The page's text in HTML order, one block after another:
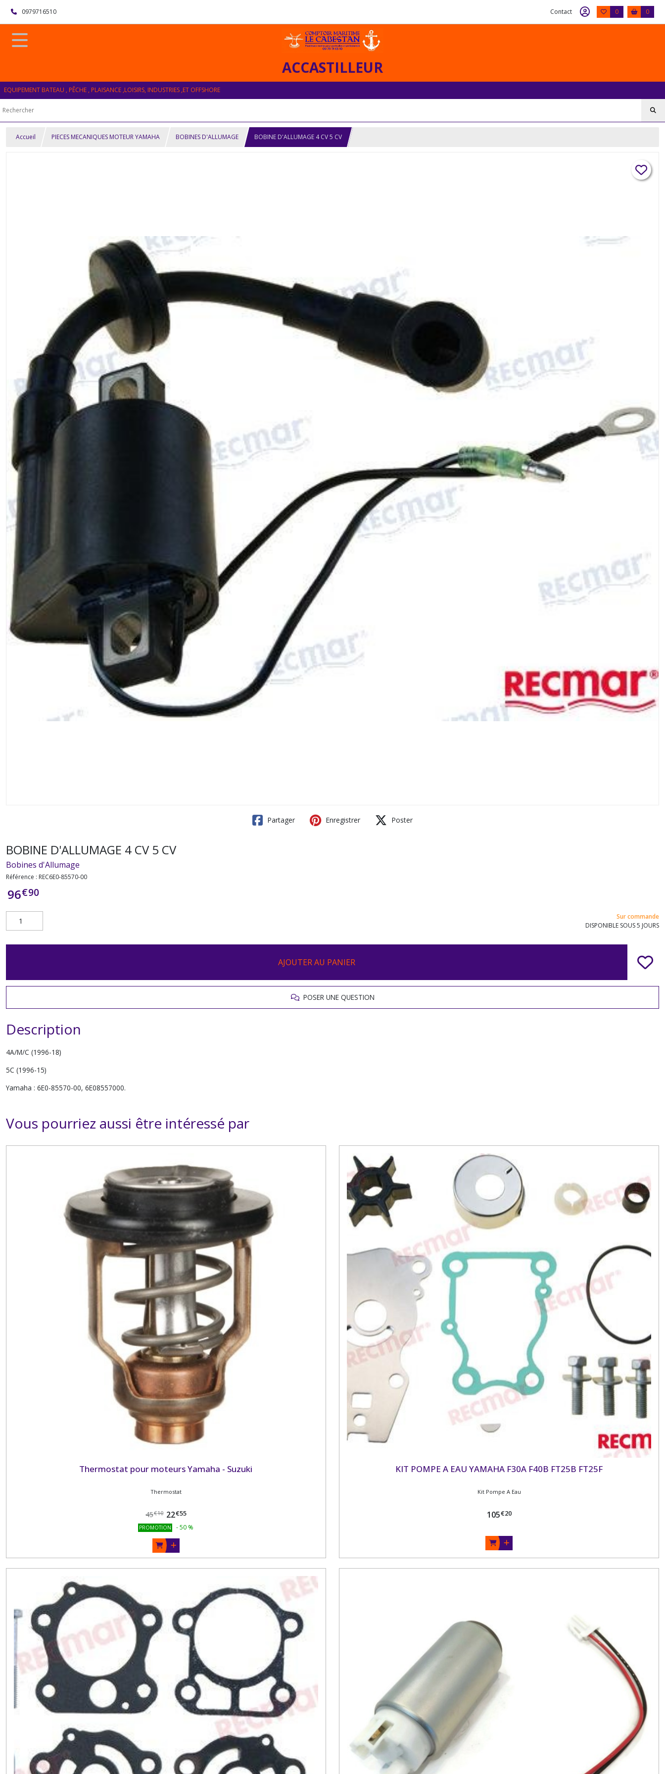
0979716510 Contact 0 0
ACCASTILLEUR
EQUIPEMENT BATEAU , PÊCHE , PLAISANCE ,LOISIRS, INDUSTRIES ,ET OFFSHORE
Accueil PIECES MECANIQUES MOTEUR YAMAHA BOBINES D'ALLUMAGE BOBINE D'ALLUMAGE 4 CV 5 CV
Partager Enregistrer Poster
BOBINE D'ALLUMAGE 4 CV 5 CV
Bobines d'Allumage
Référence : REC6E0-85570-00
96€90
Sur commande
DISPONIBLE SOUS 5 JOURS
AJOUTER AU PANIER
POSER UNE QUESTION
Description
4A/M/C (1996-18)
5C (1996-15)
Yamaha : 6E0-85570-00, 6E08557000.
Vous pourriez aussi être intéressé par
Thermostat pour moteurs Yamaha - Suzuki
Thermostat
45€10 22€55
PROMOTION -50 %
KIT POMPE A EAU YAMAHA F30A F40B FT25B FT25F
Kit Pompe A Eau
105€20